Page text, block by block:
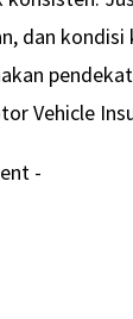
dan kondisi
Vehicle
-